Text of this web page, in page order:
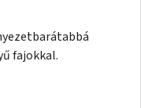
fajokkal.